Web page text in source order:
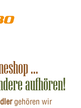
...
aufhören!
gehören wir